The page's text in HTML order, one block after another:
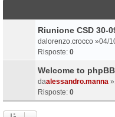
Riunione CSD 30-
da lorenzo.crocco »04/
Risposte: 0
Welcome to
daalessandro.manna
Risposte: 0